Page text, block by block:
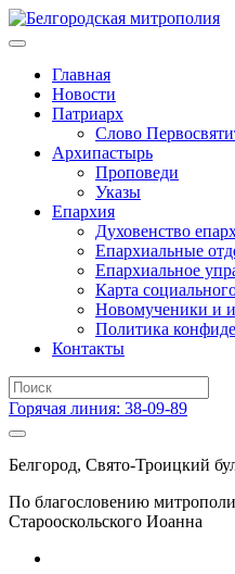
Главная
Новости
Патриарх
Слово
Архипастырь
Проповеди
Указы
Епархия
Духовенство
Епархиальные
Епархиальное
Карта
Новомученики и
Политика
Контакты
Горячая линия: 38-09-89
Белгород, Свято-Троицкий
По благословению
Старооскольского Иоанна